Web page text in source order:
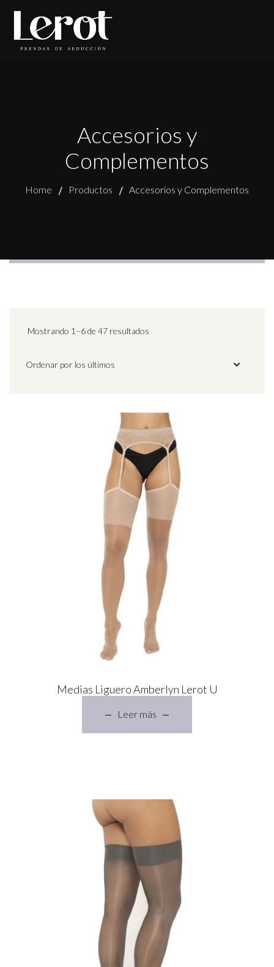
Accesorios y
Complementos
Home Productos Accesorios y Complementos
Mostrando 1–6 de 47 resultados
Medias Liguero Amberlyn Lerot U
Leer más